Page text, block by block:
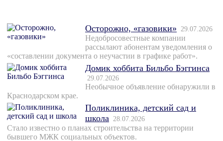
Осторожно, «газовики» 29.07.2026
Недобросовестные компании
рассылают абонентам уведомления о
«составлении документа о неучастии в графике работ».
Домик хоббита Бильбо Бэггинса
29.07.2026
Необычное объявление обнаружили в
Краснодарском крае.
Поликлиника, детский сад и
школа
28.07.2026
Стало известно о планах строительства на территории
бывшего МЖК социальных объектов.